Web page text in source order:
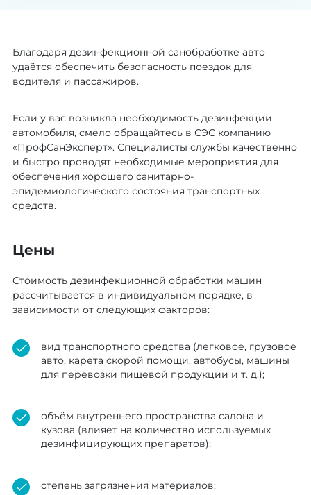
Благодаря дезинфекционной санобработке авто
удаётся обеспечить безопасность поездок для
водителя и пассажиров.
Если у вас возникла необходимость дезинфекции
автомобиля, смело обращайтесь в СЭС компанию
«ПрофСанЭксперт». Специалисты службы качественно
и быстро проводят необходимые мероприятия для
обеспечения хорошего санитарно-
эпидемиологического состояния транспортных
средств.
Цены
Стоимость дезинфекционной обработки машин
рассчитывается в индивидуальном порядке, в
зависимости от следующих факторов:
вид транспортного средства (легковое, грузовое
авто, карета скорой помощи, автобусы, машины
для перевозки пищевой продукции и т. д.);
объём внутреннего пространства салона и
кузова (влияет на количество используемых
дезинфицирующих препаратов);
степень загрязнения материалов;